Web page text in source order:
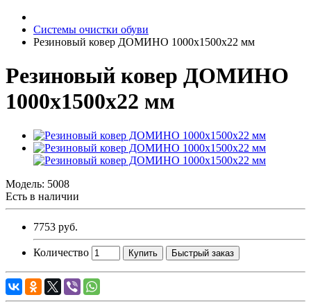
Системы очистки обуви
Резиновый ковер ДОМИНО 1000х1500х22 мм
Резиновый ковер ДОМИНО
1000х1500х22 мм
Модель: 5008
Есть в наличии
7753 руб.
Количество Купить Быстрый заказ